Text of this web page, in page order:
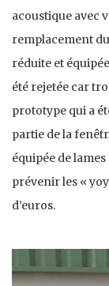
acoustique avec
remplacement
réduite et
été rejetée car
prototype qui a
partie de la
équipée de
prévenir les «
d’euros.